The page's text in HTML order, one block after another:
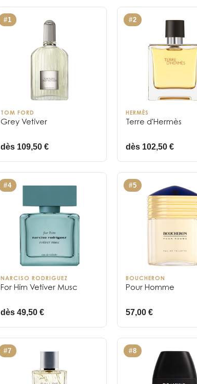
#1
TOM FORD
Grey Vetiver
dès 109,50 €
#2
HERMÈS
Terre d'Hermès
dès 102,50 €
#4
NARCISO RODRIGUEZ
For Him Vetiver Musc
dès 49,50 €
#5
BOUCHERON
Pour Homme
57,00 €
#7 #8